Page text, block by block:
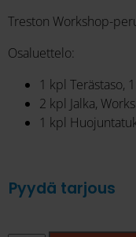
Treston Workshop-
Osaluettelo:
1 kpl Terästaso,
2 kpl Jalka,
1 kpl
Pyydä tarjous